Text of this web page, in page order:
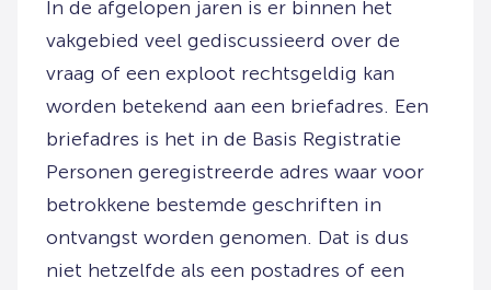
In de afgelopen jaren is er binnen het
vakgebied veel gediscussieerd over de
vraag of een exploot rechtsgeldig kan
worden betekend aan een briefadres. Een
briefadres is het in de Basis Registratie
Personen geregistreerde adres waar voor
betrokkene bestemde geschriften in
ontvangst worden genomen. Dat is dus
niet hetzelfde als een postadres of een